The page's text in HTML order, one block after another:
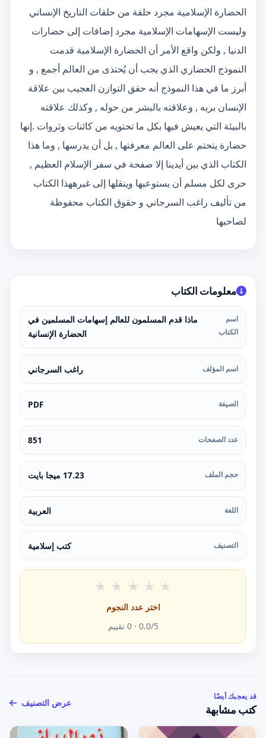
الحضارة الإسلامية مجرد حلقة من حلقات التاريخ الإنساني
وليست الإسهامات الإسلامية مجرد إضافات إلى حضارات
الدنيا , ولكن واقع الأمر أن الحضارة الإسلامية قدمت
النموذج الحضاري الذي يجب أن يُحتذى من العالم أجمع , و
أبرز ما في هذا النموذج أنه حقق التوازن العجيب بين علاقة
الإنسان بربه , وعلاقته بالبشر من حوله , وكذلك علاقته
بالبيئة التي يعيش فيها بكل ما تحتويه من كائنات وثروات .إنها
حضارة يتحتم على العالم معرفتها , بل أن يدرسها , وما هذا
الكتاب الذي بين أيدينا إلا صفحة في سفر الإسلام العظيم ,
حرى لكل مسلم أن يستوعبها وينقلها إلى غيرههذا الكتاب
من تأليف راغب السرجاني و حقوق الكتاب محفوظة
لصاحبها
معلومات الكتاب
اسم
الكتاب
ماذا قدم المسلمون للعالم إسهامات المسلمين في
الحضارة الإنسانية
اسم المؤلف راغب السرجاني
الصيغة PDF
عدد الصفحات 851
حجم الملف 17.23 ميجا بايت
اللغة العربية
التصنيف كتب إسلامية
★ ★ ★ ★ ★
اختر عدد النجوم
0.0/5 ·
0 تقييم
قد يعجبك أيضًا
كتب مشابهة
عرض التصنيف